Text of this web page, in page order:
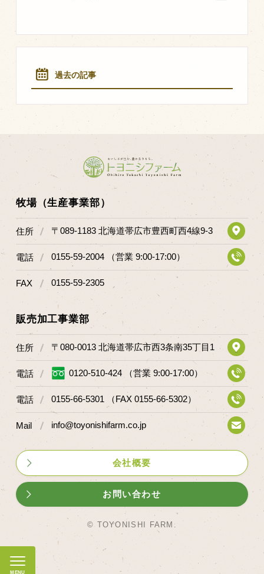
過去の記事
牧場（生産事業部）
住所 〒089-1183 北海道帯広市豊西町西4線9-3
電話 0155-59-2004 （営業 9:00-17:00）
FAX 0155-59-2305
販売加工事業部
住所 〒080-0013 北海道帯広市西3条南35丁目1
電話 0120-510-424 （営業 9:00-17:00）
電話 0155-66-5301 （FAX 0155-66-5302）
Mail info@toyonishifarm.co.jp
会社概要
お問い合わせ
© TOYONISHI FARM.
その他
法人のお客様
Facebook
Twitter
LINE公式アカウント
RSS フィード